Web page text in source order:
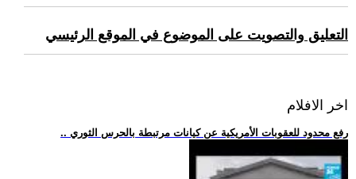
التعليق والتصويت على الموضوع في الموقع الرئيسي
اخر الافلام
.. رفع محدود للعقوبات الأمريكية عن كيانات مرتبطة بالحرس الثوري